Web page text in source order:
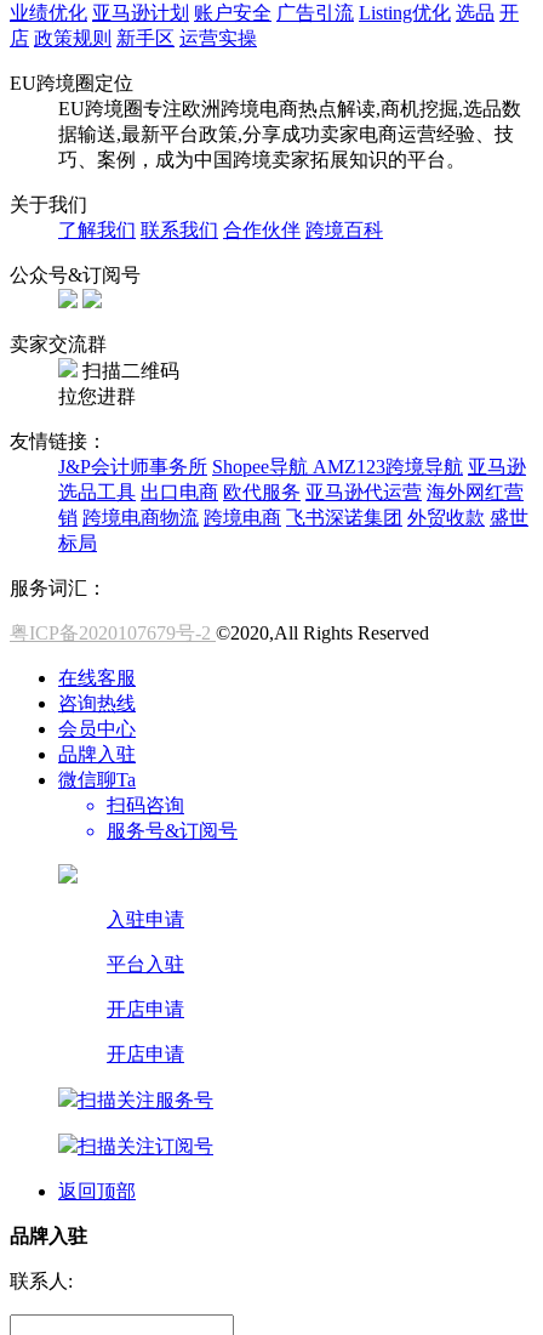
业绩优化 亚马逊计划 账户安全 广告引流 Listing优化 选品 开
店 政策规则 新手区 运营实操
EU跨境圈定位
EU跨境圈专注欧洲跨境电商热点解读,商机挖掘,选品数
据输送,最新平台政策,分享成功卖家电商运营经验、技
巧、案例，成为中国跨境卖家拓展知识的平台。
关于我们
了解我们 联系我们 合作伙伴 跨境百科
公众号&订阅号
卖家交流群
扫描二维码
拉您进群
友情链接：
J&P会计师事务所 Shopee导航 AMZ123跨境导航 亚马逊
选品工具 出口电商 欧代服务 亚马逊代运营 海外网红营
销 跨境电商物流 跨境电商 飞书深诺集团 外贸收款 盛世
标局
服务词汇：
粤ICP备2020107679号-2 ©2020,All Rights Reserved
在线客服
咨询热线
会员中心
品牌入驻
微信聊Ta
扫码咨询
服务号&订阅号
入驻申请
平台入驻
开店申请
开店申请
扫描关注服务号
扫描关注订阅号
返回顶部
品牌入驻
联系人: